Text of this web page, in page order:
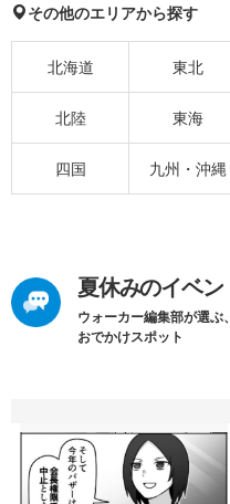
その他のエリアから探す
北海道 東北
北陸 東海
四国 九州・沖縄
夏休みのイベ
ウォーカー編集部が選ぶ
おでかけスポット